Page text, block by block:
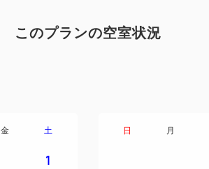
このプランの空室状況
金 土
1
日 月